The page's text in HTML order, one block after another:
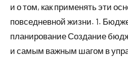
и о том, как применять эти
повседневной жизни. 1.
планирование Создание
и самым важным шагом в